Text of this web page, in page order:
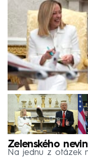
Zelenského
Na jednu z otázek